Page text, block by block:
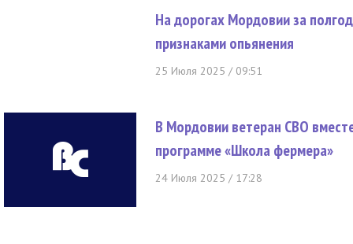
На дорогах Мордовии за
признаками опьянения
25 Июля 2025 / 09:51
В Мордовии ветеран СВО
программе «Школа фермера»
24 Июля 2025 / 17:28